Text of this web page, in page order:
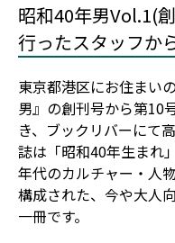
昭和40年男Vol.1(
行ったスタッフか
東京都港区にお住まい
男』の創刊号から第10
き、ブックリバーにて
誌は「昭和40年生まれ
年代のカルチャー・人
構成された、今や大人
一冊です。